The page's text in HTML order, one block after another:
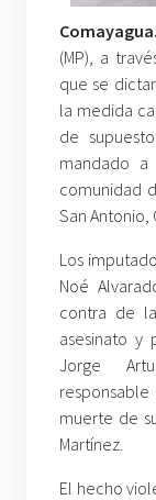
(MP), a
que se
la medida
de
mandado
comunidad
San Antonio,
Los
Noé
contra de
asesinato y
Jorge
muerte de
Martínez.
El hecho